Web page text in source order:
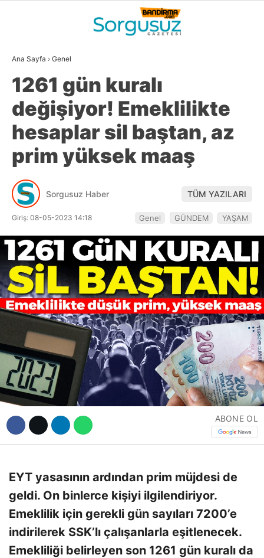
WhatsApp İhbar
Hattı
Facebook
Instagram
22.2
BALIKESIR
GALERİ VİDEO YAZARLAR
DÜNYA
SPOR
MAGAZİN
EĞİTİM
DİĞER
Ana Sayfa › Genel
1261 gün kuralı
değişiyor! Emeklilikte
hesaplar sil baştan, az
prim yüksek maaş
Sorgusuz Haber TÜM YAZILARI
Giriş: 08-05-2023 14:18 Genel GÜNDEM YAŞAM
ABONE OL
EYT yasasının ardından prim müjdesi de
geldi. On binlerce kişiyi ilgilendiriyor.
Emeklilik için gerekli gün sayıları 7200’e
indirilerek SSK’lı çalışanlarla eşitlenecek.
Emekliliği belirleyen son 1261 gün kuralı da